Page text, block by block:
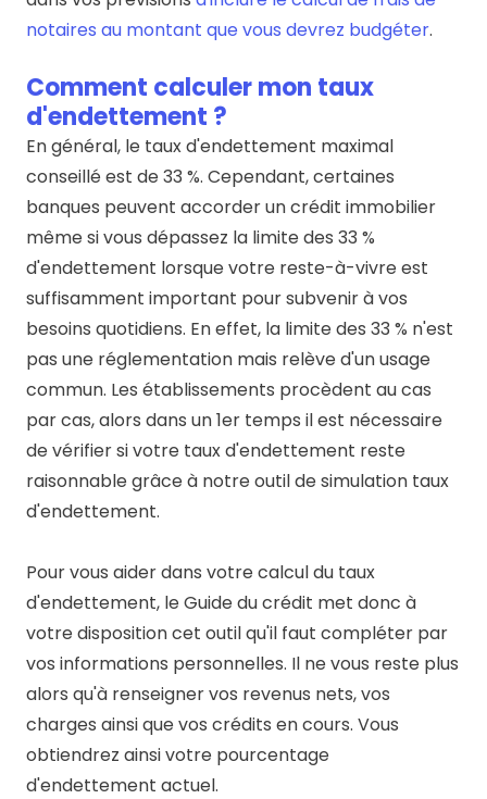
notaires au montant que vous devrez budgéter.
Comment calculer mon taux
d'endettement ?
En général, le taux d'endettement maximal
conseillé est de 33 %. Cependant, certaines
banques peuvent accorder un crédit immobilier
même si vous dépassez la limite des 33 %
d'endettement lorsque votre reste-à-vivre est
suffisamment important pour subvenir à vos
besoins quotidiens. En effet, la limite des 33 % n'est
pas une réglementation mais relève d'un usage
commun. Les établissements procèdent au cas
par cas, alors dans un 1er temps il est nécessaire
de vérifier si votre taux d'endettement reste
raisonnable grâce à notre outil de simulation taux
d'endettement.
Pour vous aider dans votre calcul du taux
d'endettement, le Guide du crédit met donc à
votre disposition cet outil qu'il faut compléter par
vos informations personnelles. Il ne vous reste plus
alors qu'à renseigner vos revenus nets, vos
charges ainsi que vos crédits en cours. Vous
obtiendrez ainsi votre pourcentage
d'endettement actuel.